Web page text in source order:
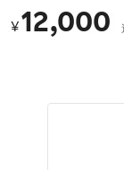
¥12,000